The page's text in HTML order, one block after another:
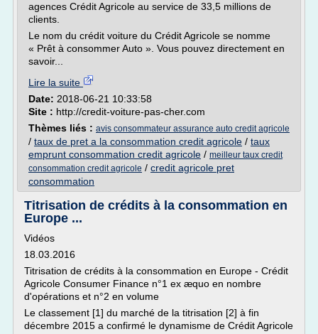
agences Crédit Agricole au service de 33,5 millions de
clients.
Le nom du crédit voiture du Crédit Agricole se nomme
« Prêt à consommer Auto ». Vous pouvez directement en
savoir...
Lire la suite
Date: 2018-06-21 10:33:58
Site : http://credit-voiture-pas-cher.com
Thèmes liés : avis consommateur assurance auto credit agricole
/ taux de pret a la consommation credit agricole / taux
emprunt consommation credit agricole / meilleur taux credit
consommation credit agricole / credit agricole pret
consommation
Titrisation de crédits à la consommation en
Europe ...
Vidéos
18.03.2016
Titrisation de crédits à la consommation en Europe - Crédit
Agricole Consumer Finance n°1 ex æquo en nombre
d'opérations et n°2 en volume
Le classement [1] du marché de la titrisation [2] à fin
décembre 2015 a confirmé le dynamisme de Crédit Agricole